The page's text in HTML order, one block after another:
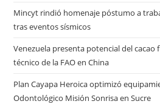
Mincyt rindió homenaje póstumo a
tras eventos sísmicos
Venezuela presenta potencial del
técnico de la FAO en China
Plan Cayapa Heroica optimizó
Odontológico Misión Sonrisa en Sucre